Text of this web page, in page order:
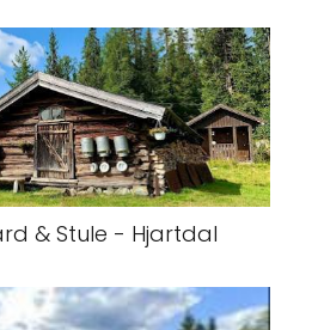
& Stule - Hjartdal